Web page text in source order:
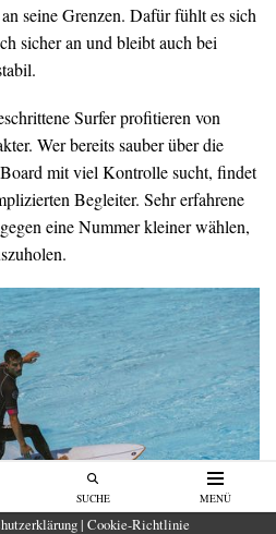
SUCHE MENÜ
seine Grenzen. Dafür fühlt es sich
sicher an und bleibt auch bei
Surfer profitieren von
Wer bereits sauber über die
mit viel Kontrolle sucht, findet
Begleiter. Sehr erfahrene
eine Nummer kleiner wählen,
| Cookie-Richtlinie